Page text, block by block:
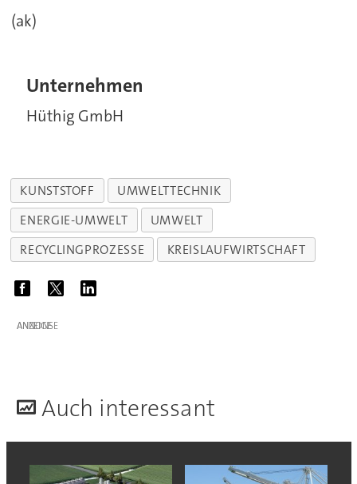
(ak)
Unternehmen
Hüthig GmbH
KUNSTSTOFF
UMWELTTECHNIK
ENERGIE-UMWELT
UMWELT
RECYCLINGPROZESSE
KREISLAUFWIRTSCHAFT
ANZEIGE
Auch interessant